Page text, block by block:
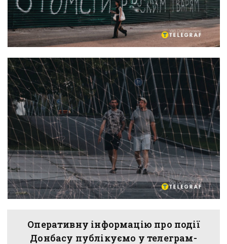
Оперативну інформацію про події
Донбасу публікуємо у телеграм-